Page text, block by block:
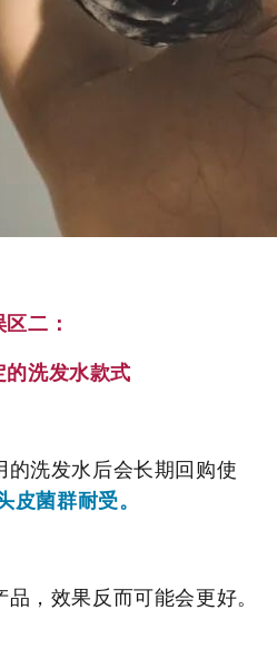
区二：
的洗发水款式
洗发水后会长期回购使
皮菌群耐受。
，效果反而可能会更好。